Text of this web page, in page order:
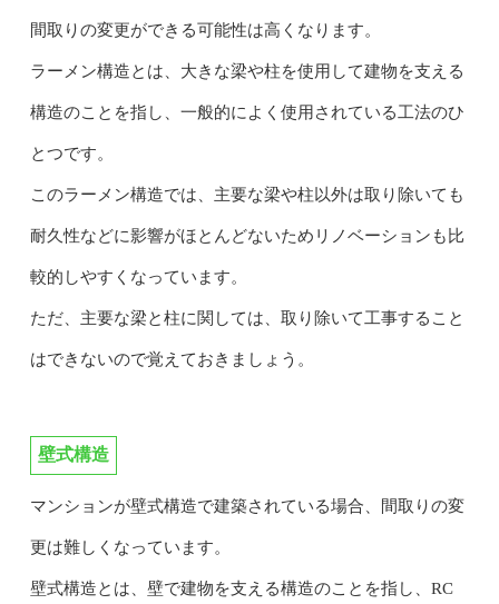
間取りの変更ができる可能性は高くなります。
ラーメン構造とは、大きな梁や柱を使用して建物を支える
構造のことを指し、一般的によく使用されている工法のひ
とつです。
このラーメン構造では、主要な梁や柱以外は取り除いても
耐久性などに影響がほとんどないためリノベーションも比
較的しやすくなっています。
ただ、主要な梁と柱に関しては、取り除いて工事すること
はできないので覚えておきましょう。
壁式構造
マンションが壁式構造で建築されている場合、間取りの変
更は難しくなっています。
壁式構造とは、壁で建物を支える構造のことを指し、RC